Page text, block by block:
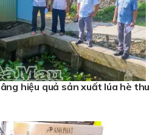
hiệu quả sản xuất lúa hè thu